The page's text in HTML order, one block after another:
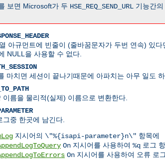
보면 Microsoft가 두 HSE_REQ_SEND_URL 기능간
아규먼트에 빈줄이 (줄바꿈문자가 두번 연속) 있
NULL을 사용할 수 없다.
마치면 세션이 끝나기때문에 아파치는 아무 일도
이름을 물리적(실제) 이름으로 변환한다.
그중 한곳에 남긴다.
지시어의 \"%{isapi-parameter}n\" 항목에
On 지시어를 사용하여 %q 로그
On 지시어를 사용하여 오류 로